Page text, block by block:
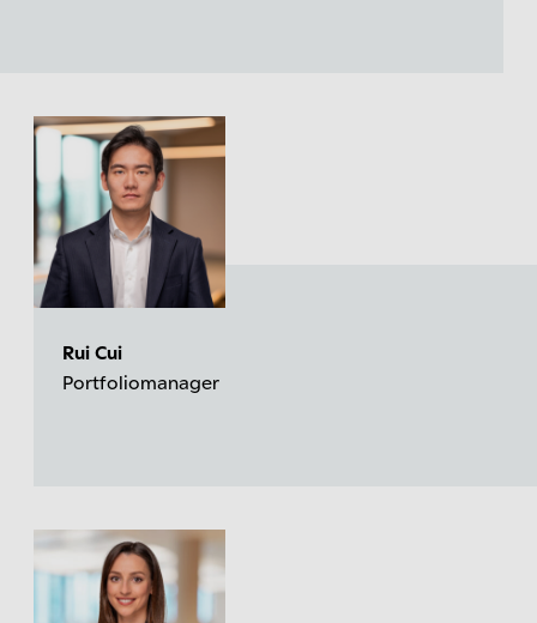
Rui Cui
Portfoliomanager